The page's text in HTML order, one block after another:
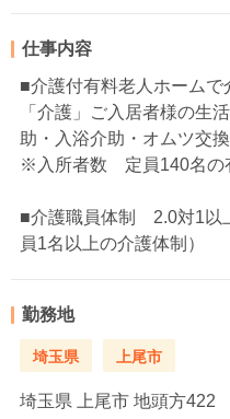
仕事内容
■介護付有料老人ホームで
「介護」ご入居者様の生
助・入浴介助・オムツ交換
※入所者数 定員140名の
■介護職員体制 2.0対1以
員1名以上の介護体制）
勤務地
埼玉県 上尾市
埼玉県 上尾市 地頭方422